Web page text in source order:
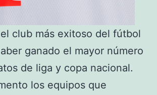
club más exitoso del fútbol
ganado el mayor número
de liga y copa nacional.
los equipos que